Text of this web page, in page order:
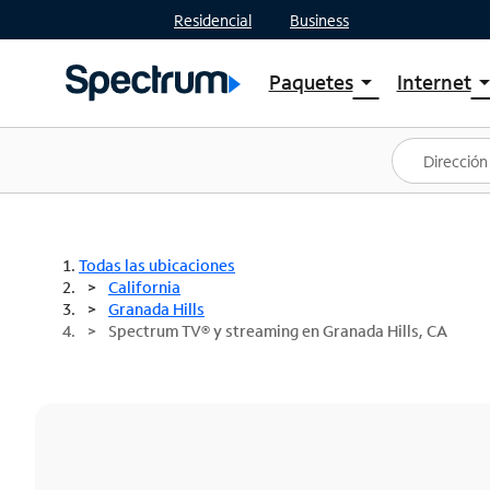
Residencial Business
Paquetesarrow_drop_down
Ver paquetes
Spectrum One
Mejores ofertas
Internetarrow_drop_down
Planes
Todas las ubicaciones
California
Granada Hills
Spectrum TV® y streaming en Granada Hills, CA